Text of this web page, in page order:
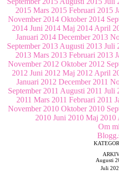
2015 Mars 2015 Februari 2015
November 2014 Oktober 2014
2014 Juni 2014 Maj 2014 April
Januari 2014 December 2013
September 2013 Augusti 2013 Juli
2013 Mars 2013 Februari 2013
November 2012 Oktober 2012
2012 Juni 2012 Maj 2012 April
Januari 2012 December 2011
September 2011 Augusti 2011 Juli
2011 Mars 2011 Februari 2011
November 2010 Oktober 2010
2010 Juni 2010 Maj 2010
Om
Augusti
Juli